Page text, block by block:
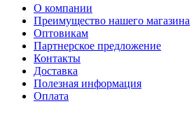
О компании
Преимущество нашего магазина
Оптовикам
Партнерское предложение
Контакты
Доставка
Полезная информация
Оплата